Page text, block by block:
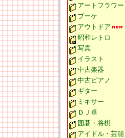
アートフラワー
ブーケ
アウトドア
昭和レトロ
写真
イラスト
中古楽器
中古ピアノ
ギター
ミキサー
ＤＪ卓
囲碁・将棋
アイドル・芸能